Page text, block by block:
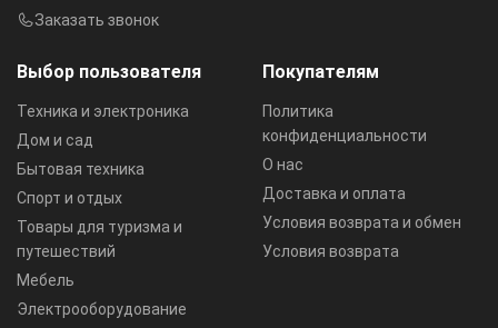
Выбор пользователя
Техника и электроника
Дом и сад
Бытовая техника
Спорт и отдых
Товары для туризма и
путешествий
Мебель
Электрооборудование
Покупателям
Политика
конфиденциальности
О нас
Доставка и оплата
Условия возврата и обмен
Условия возврата
Заказать звонок